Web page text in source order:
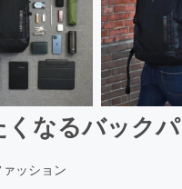
なるバック
ァッション